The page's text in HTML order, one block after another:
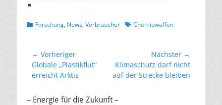
Kategorien
Forschung, News, Verbraucher Schlagworte
Chemiewaffen
Beitragsnavigation
← Vorheriger
Vorheriger
Beitrag:
Globale „Plastikflut“
erreicht Arktis
Nächster →
Nächster
Beitrag:
Klimaschutz darf nicht
auf der Strecke bleiben
– Energie für die Zukunft –